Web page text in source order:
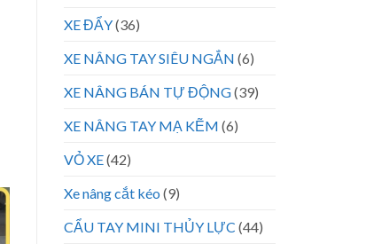
XE ĐẨY(36)
XE NÂNG TAY SIÊU NGẮN (6)
XE NÂNG BÁN TỰ ĐỘNG(39)
XE NÂNG TAY MẠ KẼM (6)
VỎ XE(42)
Xe nâng cắt kéo (9)
CẨU TAY MINI THỦY LỰC (44)